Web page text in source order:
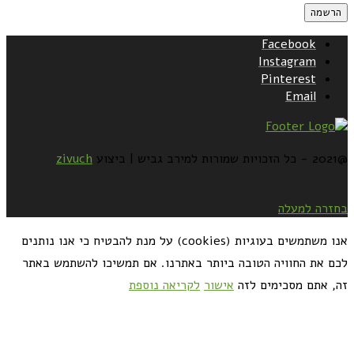
Facebook
Instagram
Pinterest
Email
@2021 - כל הזכויות שמורות למירב גביש | ביצוע zivuch
בחזרה למעלה
אנו משתמשים בעוגיות (cookies) על מנת להבטיח כי אנו נותנים
לכם את החוויה הטובה ביותר באתרנו. אם תמשיכו להשתמש באתר
זה, אתם מסכימים לזה אישור לקריאה נוספת